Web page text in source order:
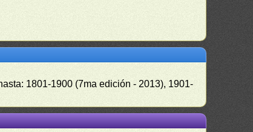
1801-1900 (7ma edición - 2013), 1901-